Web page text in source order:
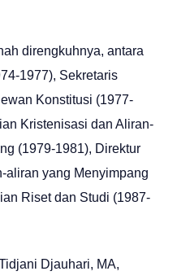
direngkuhnya, antara
1977), Sekretaris
Konstitusi (1977-
Kristenisasi dan Aliran-
(1979-1981), Direktur
aliran yang Menyimpang
Riset dan Studi (1987-
Djauhari, MA,